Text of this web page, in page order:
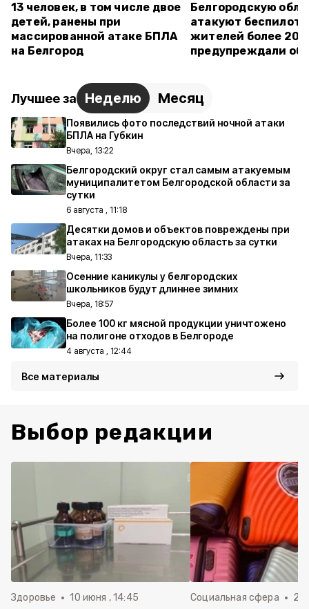
13 человек, в том числе двое
детей, ранены при
массированной атаке БПЛА
на Белгород
Белгородскую
атакуют
жителей более 20
предупреждали об
Лучшее за Неделю Месяц
Появились фото последствий ночной атаки
БПЛА на Губкин
Вчера, 13:22
Белгородский округ стал самым атакуемым
муниципалитетом Белгородской области за
сутки
6 августа , 11:18
Десятки домов и объектов повреждены при
атаках на Белгородскую область за сутки
Вчера, 11:33
Осенние каникулы у белгородских
школьников будут длиннее зимних
Вчера, 18:57
Более 100 кг мясной продукции уничтожено
на полигоне отходов в Белгороде
4 августа , 12:44
Все материалы
Выбор редакции
Здоровье 10 июня , 14:45 Социальная сфера 20